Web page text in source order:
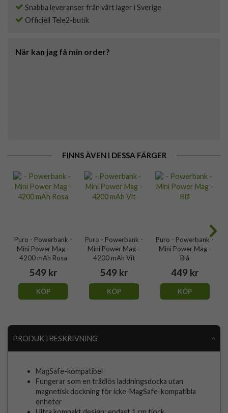
Snabba leveranser från vårt lager i Sverige
Officiell Tele2-butik
När kan jag få min order?
FINNS ÄVEN I DESSA FÄRGER
Puro - Powerbank -
Mini Power Mag -
4200 mAh Rosa
549 kr
KÖP
Puro - Powerbank -
Mini Power Mag -
4200 mAh Vit
549 kr
KÖP
Puro - Powerbank -
Mini Power Mag -
Blå
449 kr
KÖP
PRODUKTBESKRIVNING
MagSafe-kompatibel
Fungerar som en trådlös laddningsdocka utan
magnetisk dockning för icke-MagSafe-kompatibla
enheter